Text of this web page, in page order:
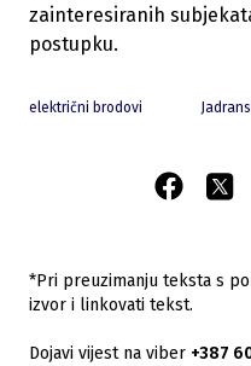
zainteresiranih
postupku.
električni brodovi
*Pri preuzimanju teksta s
izvor i linkovati tekst.
Dojavi vijest na viber +387